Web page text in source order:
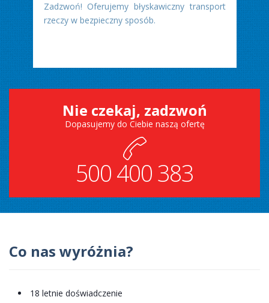
Zadzwoń! Oferujemy błyskawiczny transport
rzeczy w bezpieczny sposób.
Nie czekaj, zadzwoń
Dopasujemy do Ciebie naszą ofertę
500 400 383
Co nas wyróżnia?
18 letnie doświadczenie